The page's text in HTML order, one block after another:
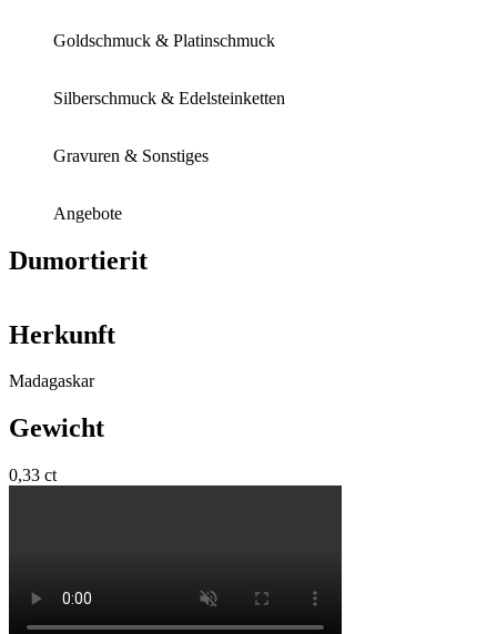
Goldschmuck & Platinschmuck
Silberschmuck & Edelsteinketten
Gravuren & Sonstiges
Angebote
Dumortierit
Herkunft
Madagaskar
Gewicht
0,33 ct